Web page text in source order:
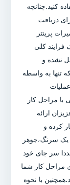
کنید.چنانچه
دریافت
پرینتر
فرایند کلی
نشده و
تنها به واسطه
با مراحل کار
ارائه
کرده و
یک سرنگ،جوهر
سر جای خود
مراحل کار شما
با نحوه